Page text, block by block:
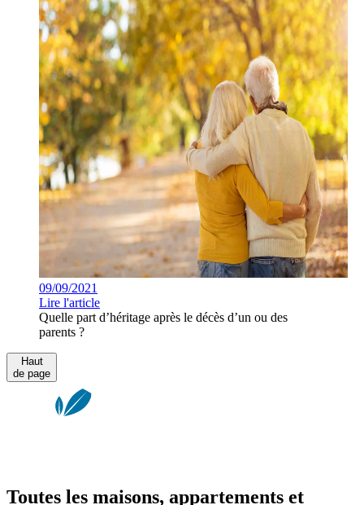
09/09/2021
Lire l'article
Quelle part d’héritage après le décès d’un ou des
parents ?
Haut
de page
Toutes les maisons, appartements et